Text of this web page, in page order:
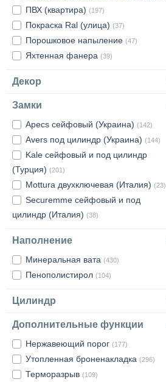
ПВХ (квартира) (197)
Покраска Ral (улица) (37)
Порошковое напыление (47)
Яхтенная фанера (39)
Декор
Замки
Apecs сейфовый (Украина) (142)
Avers под цилиндр (Украина) (144)
Kale сейфовый и под цилиндр
(Турция) (201)
Mottura двухключевая (Италия) (23)
Securemme сейфовый и под
цилиндр (Италия) (38)
Наполнение
Минеральная вата (430)
Пенополистирол (104)
Цилиндр
Дополнительные функции
Нержавеющий порог (177)
Утопленная броненакладка (296)
Терморазрыв (109)